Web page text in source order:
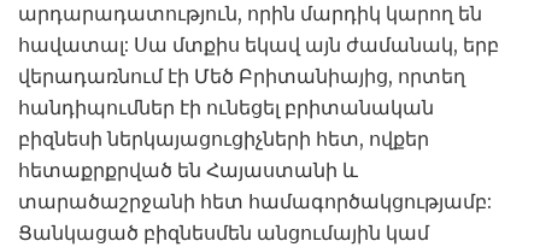
արդարադատություն, որին մարդիկ կարող են
հավատալ: Սա մտքիս եկավ այն ժամանակ, երբ
վերադառնում էի Մեծ Բրիտանիայից, որտեղ
հանդիպումներ էի ունեցել բրիտանական
բիզնեսի ներկայացուցիչների հետ, ովքեր
հետաքրքրված են Հայաստանի և
տարածաշրջանի հետ համագործակցությամբ:
Ցանկացած բիզնեսմեն անցումային կամ